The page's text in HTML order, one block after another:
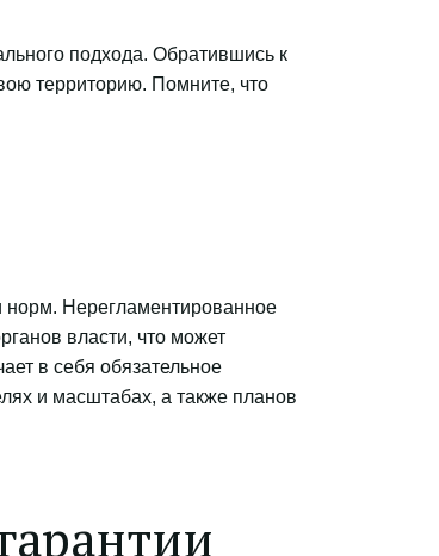
подхода. Обратившись к
территорию. Помните, что
норм. Нерегламентированное
власти, что может
в себя обязательное
и масштабах, а также планов